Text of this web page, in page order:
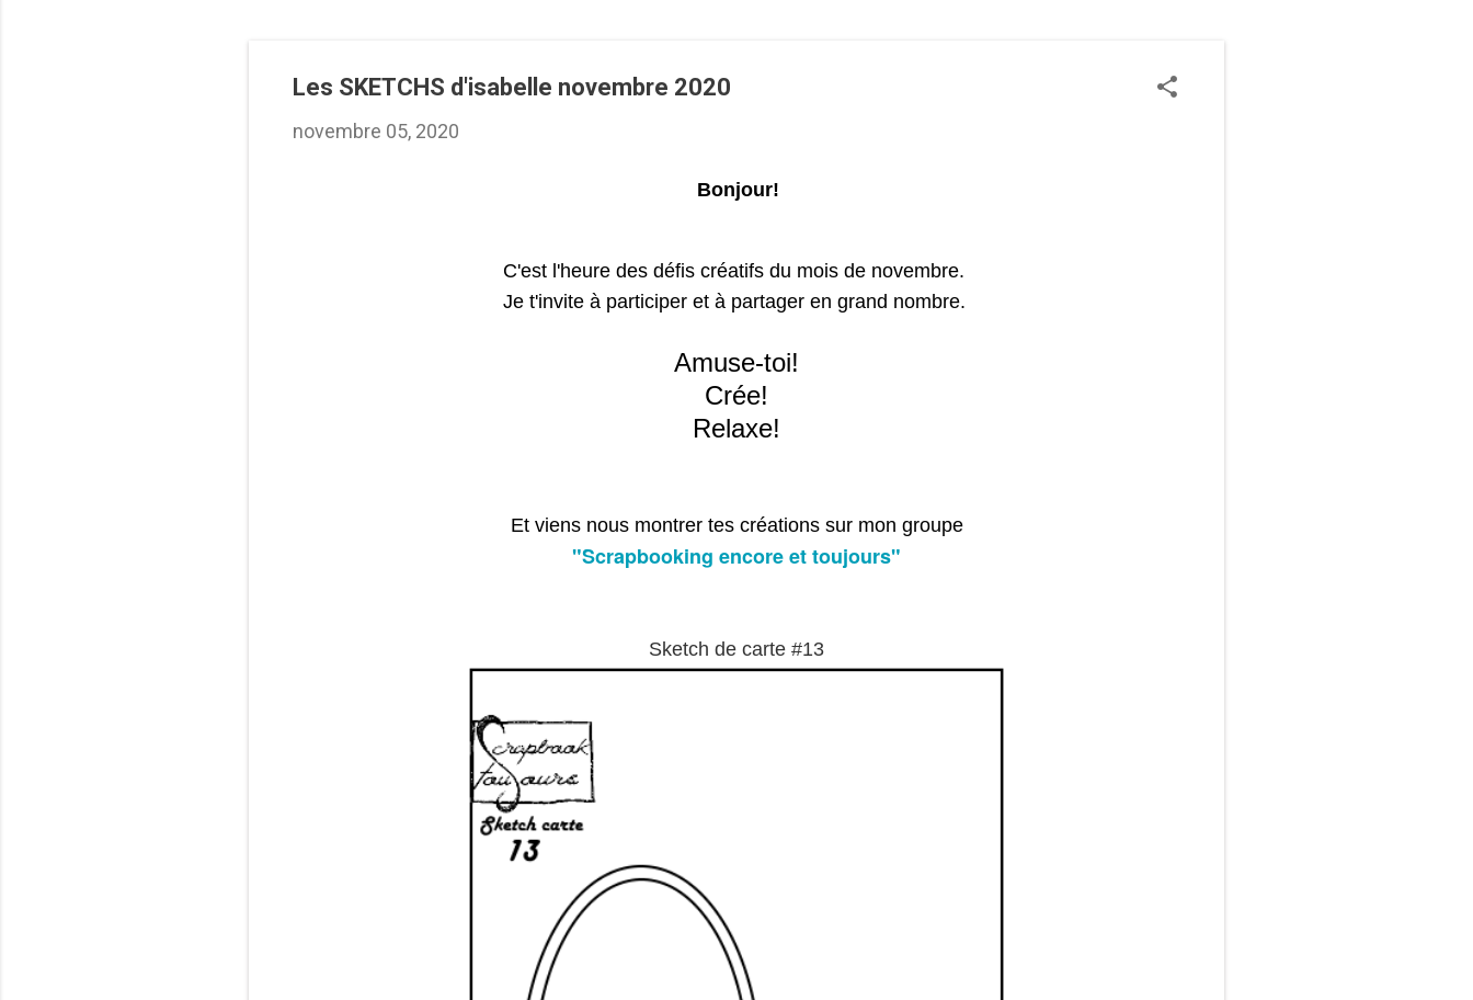
Les SKETCHS d'isabelle novembre 2020
novembre 05, 2020
Bonjour!
C'est l'heure des défis créatifs du mois de novembre.
Je t'invite à participer et à partager en grand nombre.
Amuse-toi!
Crée!
Relaxe!
Et viens nous montrer tes créations sur mon groupe
"Scrapbooking encore et toujours"
Sketch de carte #13